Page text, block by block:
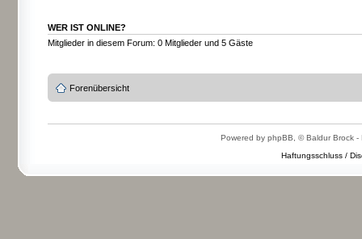
WER IST ONLINE?
Mitglieder in diesem Forum: 0 Mitglieder und 5 Gäste
Forenübersicht
Powered by phpBB, © Baldur Brock -
Haftungsschluss /